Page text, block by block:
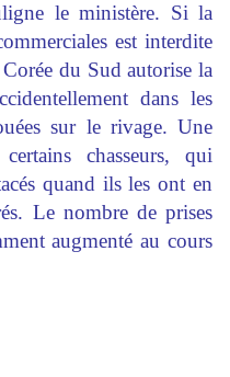
le ministère. Si la
est interdite
du Sud autorise la
dans les
sur le rivage. Une
chasseurs, qui
quand ils les ont en
Le nombre de prises
augmenté au cours